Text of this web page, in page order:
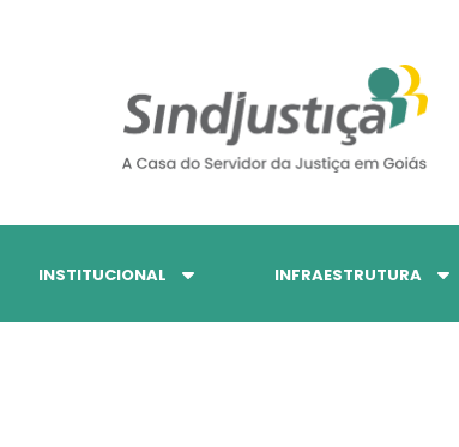
INSTITUCIONAL INFRAESTRUTURA